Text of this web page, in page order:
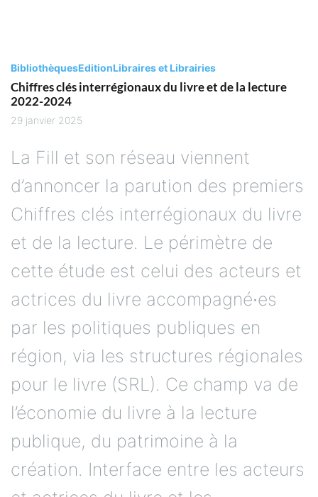
Chiffres clés interrégionaux du livre et de la lecture
2022-2024
29 janvier 2025
d’annoncer la parution des premiers
Chiffres clés interrégionaux du livre
et de la lecture. Le périmètre de
cette étude est celui des acteurs et
actrices du livre accompagné∙es
par les politiques publiques en
région, via les structures régionales
pour le livre (SRL). Ce champ va de
l’économie du livre à la lecture
publique, du patrimoine à la
création. Interface entre les acteurs
et actrices du livre et les